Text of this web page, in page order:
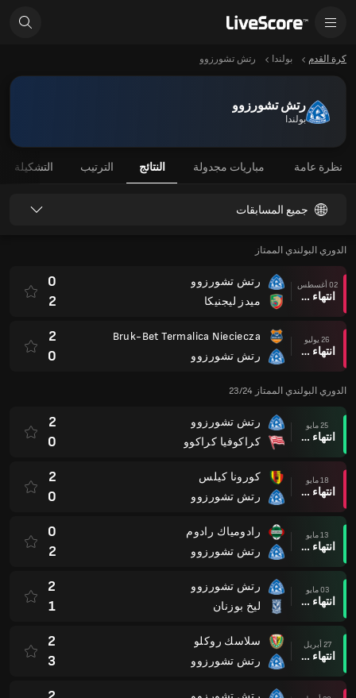
كرة القدم بولندا رتش تشورزوو
رتش تشورزوو
بولندا
نظرة عامة مباريات مجدولة النتائج الترتيب التشكيلة
جميع المسابقات
الدوري البولندي الممتاز
02 أغسطس
انتهاء وقت المباراة
رتش تشورزوو
ميدز ليجنيكا
0
2
26 يوليو
انتهاء وقت المباراة
Bruk-Bet Termalica Nieciecza
رتش تشورزوو
2
0
الدوري البولندي الممتاز 23/24
25 مايو
انتهاء وقت المباراة
رتش تشورزوو
كراكوفيا كراكوو
2
0
18 مايو
انتهاء وقت المباراة
كورونا كيلس
رتش تشورزوو
2
0
13 مايو
انتهاء وقت المباراة
رادومياك رادوم
رتش تشورزوو
0
2
03 مايو
انتهاء وقت المباراة
رتش تشورزوو
ليخ بوزنان
2
1
27 أبريل
انتهاء وقت المباراة
سلاسك روكلو
رتش تشورزوو
2
3